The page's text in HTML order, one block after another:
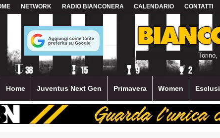
NETWORK RADIO BIANCONERA CALENDARIO CONTATTI
Torino,
Home Juventus Next Gen Primavera Women